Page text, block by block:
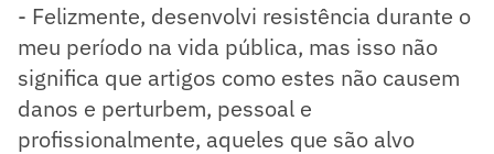
- Felizmente, desenvolvi resistência durante o
meu período na vida pública, mas isso não
significa que artigos como estes não causem
danos e perturbem, pessoal e
profissionalmente, aqueles que são alvo